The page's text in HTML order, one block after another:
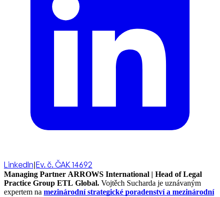
LinkedIn|Ev. č. ČAK 14692
Managing Partner ARROWS International | Head of Legal
Practice Group ETL Global. Vojtěch Sucharda je uznávaným
expertem na mezinárodní strategické poradenství a mezinárodní